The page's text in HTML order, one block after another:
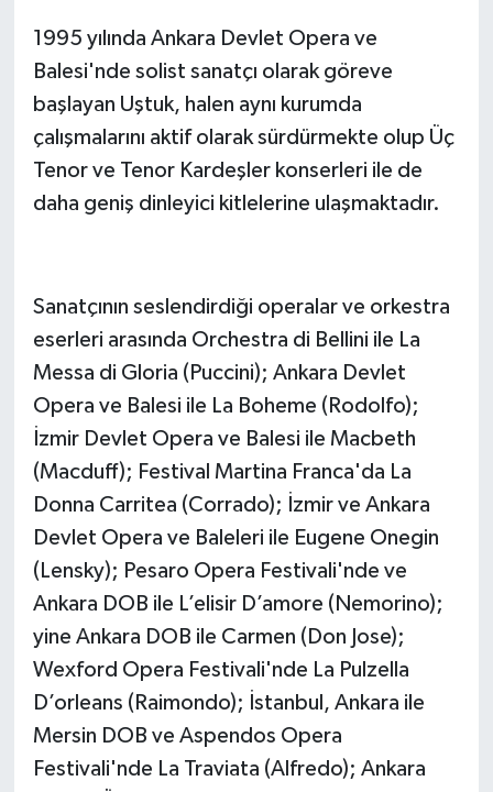
1995 yılında Ankara Devlet Opera ve
Balesi'nde solist sanatçı olarak göreve
başlayan Uştuk, halen aynı kurumda
çalışmalarını aktif olarak sürdürmekte olup Üç
Tenor ve Tenor Kardeşler konserleri ile de
daha geniş dinleyici kitlelerine ulaşmaktadır.
Sanatçının seslendirdiği operalar ve orkestra
eserleri arasında Orchestra di Bellini ile La
Messa di Gloria (Puccini); Ankara Devlet
Opera ve Balesi ile La Boheme (Rodolfo);
İzmir Devlet Opera ve Balesi ile Macbeth
(Macduff); Festival Martina Franca'da La
Donna Carritea (Corrado); İzmir ve Ankara
Devlet Opera ve Baleleri ile Eugene Onegin
(Lensky); Pesaro Opera Festivali'nde ve
Ankara DOB ile L’elisir D’amore (Nemorino);
yine Ankara DOB ile Carmen (Don Jose);
Wexford Opera Festivali'nde La Pulzella
D’orleans (Raimondo); İstanbul, Ankara ile
Mersin DOB ve Aspendos Opera
Festivali'nde La Traviata (Alfredo); Ankara